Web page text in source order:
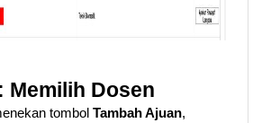
Memilih Dosen
tombol Tambah Ajuan,